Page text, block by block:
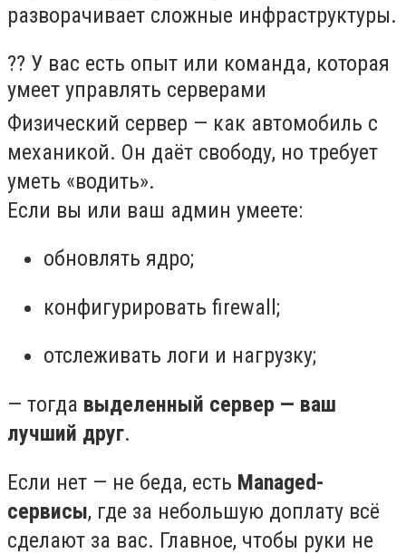
разворачивает сложные инфраструктуры.
?‍? У вас есть опыт или команда, которая
умеет управлять серверами
Физический сервер — как автомобиль с
механикой. Он даёт свободу, но требует
уметь «водить».
Если вы или ваш админ умеете:
обновлять ядро;
конфигурировать firewall;
отслеживать логи и нагрузку;
— тогда выделенный сервер — ваш
лучший друг.
Если нет — не беда, есть Managed-
сервисы, где за небольшую доплату всё
сделают за вас. Главное, чтобы руки не